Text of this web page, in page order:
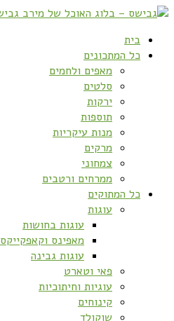
בית
כל המתכונים
מאפים ולחמים
סלטים
ירקות
תוספות
מנות עיקריות
מרקים
צמחוני
ממרחים ורטבים
כל המתוקים
עוגות
עוגות בחושות
מאפינס וקאפקייקס
עוגות גבינה
פאי וטארט
עוגיות וחיתוכיות
קינוחים
שוקולד